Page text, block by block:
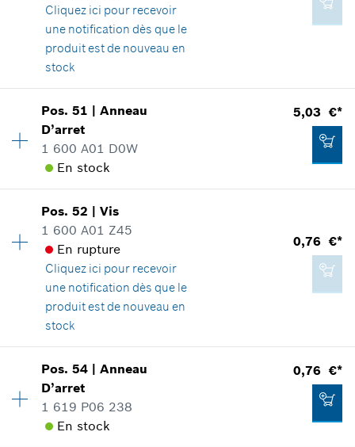
1,22 €*
*Tous les prix sont TTC hors frais de port
Ajouter au panier
Positionner dans la vue éclatée
2,08 €*
*Tous les prix sont TTC hors frais de port
Ajouter au panier
Cliquez ici pour recevoir
une notification dès que le
produit est de nouveau en
stock
Groupe de prix:20
Informations pièces détachées
Adaptable sur outils
6,46 €*
*Tous les prix sont TTC hors frais de port
Ajouter au panier
Pos.51 |Anneau
D’arret
1 600 A01 D0W
En stock
5,03 €*
Groupe de prix
Informations pièces détachées
Adaptable sur outils
Positionner dans la vue éclatée
5,03 €*
*Tous les prix sont TTC hors frais de port
Pos.52 |Vis
1 600 A01 Z45
En rupture
Cliquez ici pour recevoir
une notification dès que le
produit est de nouveau en
stock
0,76 €*
Groupe de prix:10
Informations pièces détachées
Adaptable sur outils
Pos.54 |Anneau
D’arret
1 619 P06 238
En stock
0,76 €*